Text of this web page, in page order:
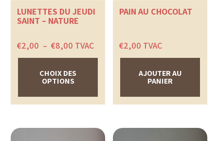
LUNETTES DU JEUDI
SAINT – NATURE
€2,00 – €8,00 Plage
€2,00
à
TVAC
CHOIX DES
OPTIONS
Ce
plusieurs
PAIN AU CHOCOLAT
€2,00 TVAC
AJOUTER AU
PANIER